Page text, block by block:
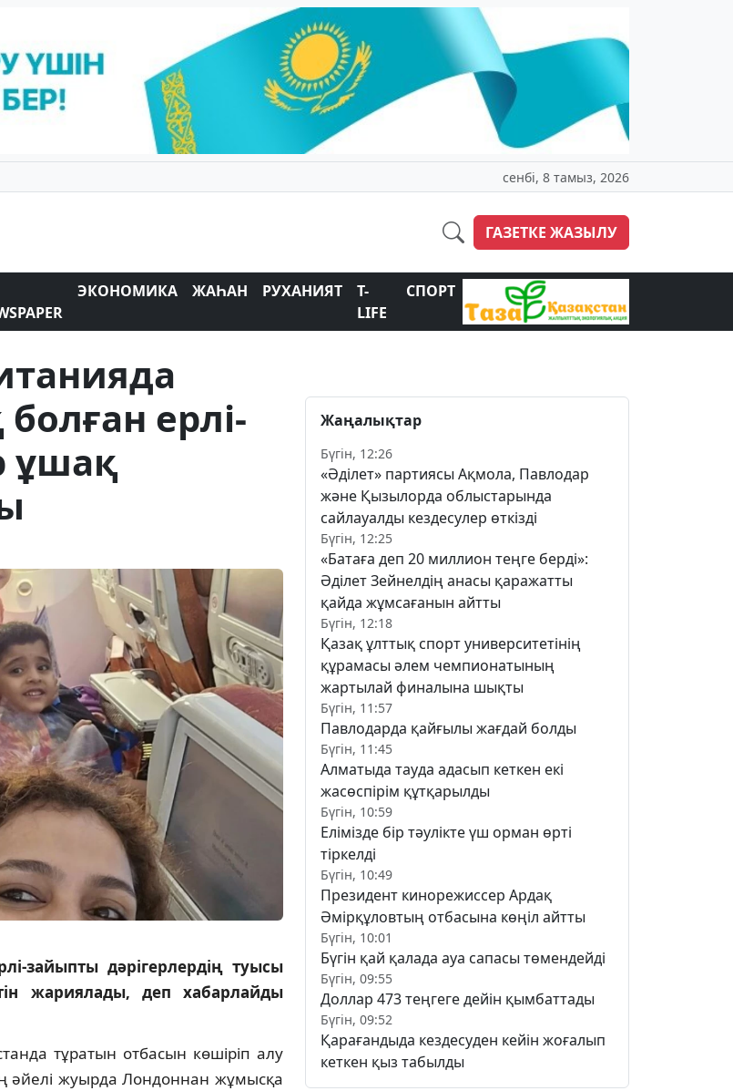
сенбі, 8 тамыз, 2026
ГАЗЕТКЕ ЖАЗЫЛУ
ЭКОНОМИКА ЖАҺАН РУХАНИЯТ
T-
LIFE
СПОРТ
ерлі-
ұшақ
зайыпты дәрігерлердің туысы
жариялады, деп хабарлайды
тұратын отбасын көшіріп алу
әйелі жуырда Лондоннан жұмысқа
Жаңалықтар
Бүгін, 12:26
«Әділет» партиясы Ақмола, Павлодар
және Қызылорда облыстарында
сайлауалды кездесулер өткізді
Бүгін, 12:25
«Батаға деп 20 миллион теңге берді»:
Әділет Зейнелдің анасы қаражатты
қайда жұмсағанын айтты
Бүгін, 12:18
Қазақ ұлттық спорт университетінің
құрамасы әлем чемпионатының
жартылай финалына шықты
Бүгін, 11:57
Павлодарда қайғылы жағдай болды
Бүгін, 11:45
Алматыда тауда адасып кеткен екі
жасөспірім құтқарылды
Бүгін, 10:59
Елімізде бір тәулікте үш орман өрті
тіркелді
Бүгін, 10:49
Президент кинорежиссер Ардақ
Әмірқұловтың отбасына көңіл айтты
Бүгін, 10:01
Бүгін қай қалада ауа сапасы төмендейді
Бүгін, 09:55
Доллар 473 теңгеге дейін қымбаттады
Бүгін, 09:52
Қарағандыда кездесуден кейін жоғалып
кеткен қыз табылды